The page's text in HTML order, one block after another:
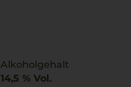
Alkoholgehalt
14,5 % Vol.